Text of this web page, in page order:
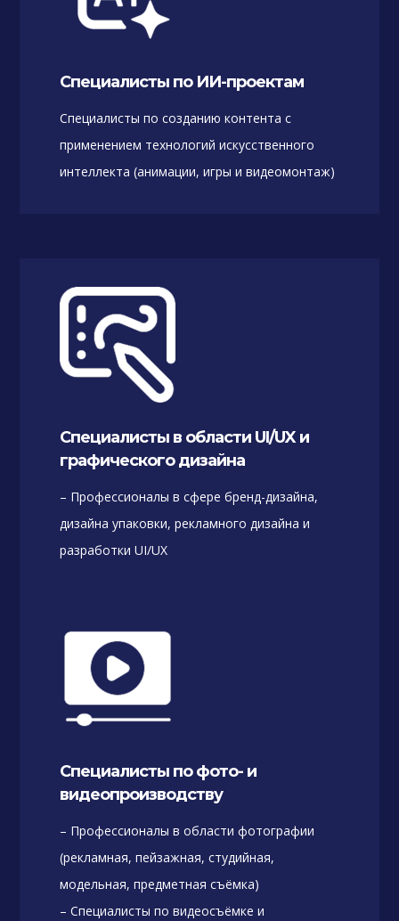
Специалисты по ИИ-проектам
Специалисты по созданию контента с
применением технологий искусственного
интеллекта (анимации, игры и видеомонтаж)
Специалисты в области UI/UX и
графического дизайна
– Профессионалы в сфере бренд-дизайна,
дизайна упаковки, рекламного дизайна и
разработки UI/UX
Специалисты по фото- и
видеопроизводству
– Профессионалы в области фотографии
(рекламная, пейзажная, студийная,
модельная, предметная съёмка)
– Специалисты по видеосъёмке и